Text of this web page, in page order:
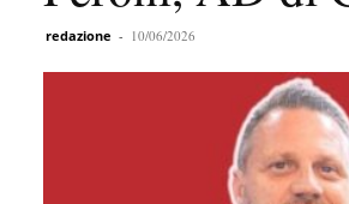
redazione - 10/06/2026